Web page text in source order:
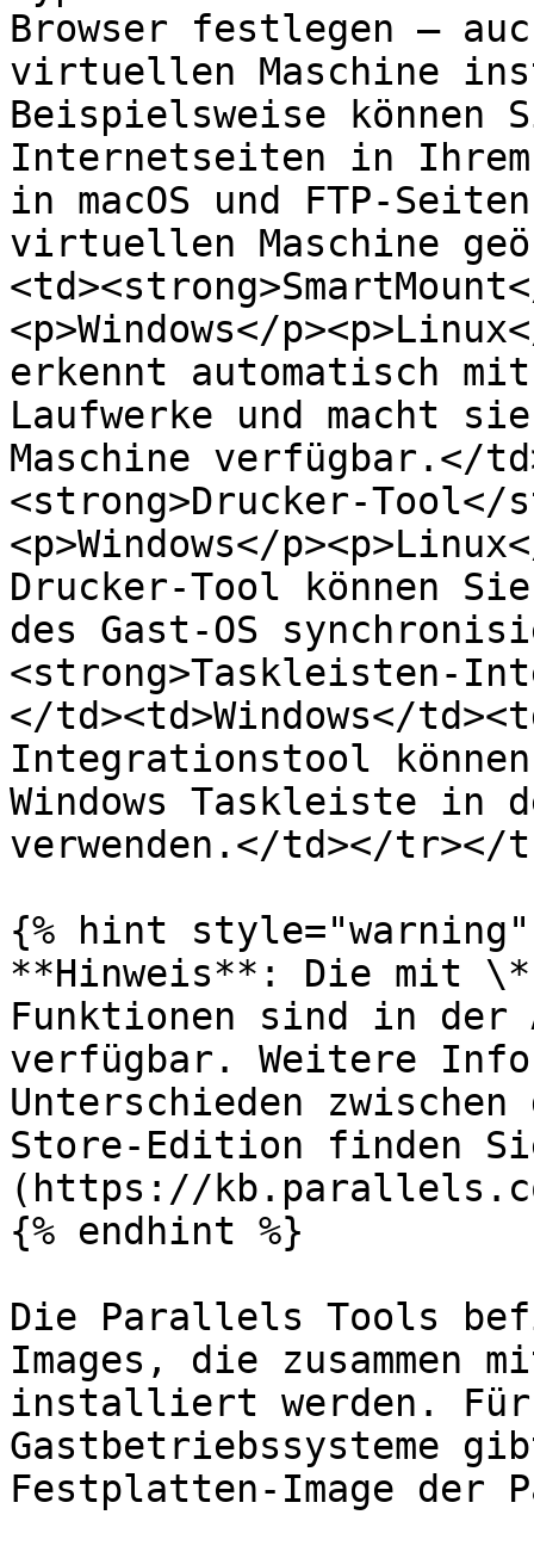
Browser festlegen –
virtuellen Maschine
Beispielsweise können
Internetseiten in Ihrem
in macOS und FTP-
virtuellen Maschine
<p>Windows</
erkennt automatisch mit
Laufwerke und macht
Maschine verfügbar.</
<strong>Drucker-Tool</
<p>Windows</
Drucker-Tool können
des Gast-OS
<strong>Taskleisten-
</td><td>Windows</
Integrationstool
Windows Taskleiste in
verwenden.</td></tr></
{% hint style="warning"
**Hinweis**: Die mit \*
Funktionen sind in
verfügbar. Weitere
Unterschieden
Store-Edition finden
(https://
{% endhint %}
Die Parallels Tools
Images, die zusammen
installiert werden.
Gastbetriebssysteme
Festplatten-Image der